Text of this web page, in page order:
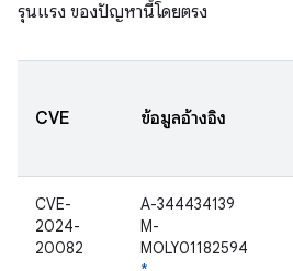
รุนแรง ของปัญหานี้โดยตรง
CVE ข้อมูลอ้างอิง
CVE-
2024-
20082
A-344434139
M-
MOLY01182594